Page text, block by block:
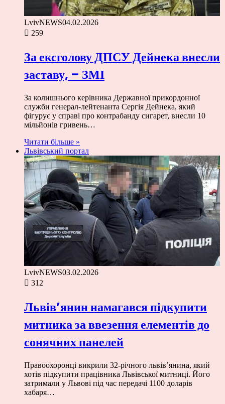
LvivNEWS04.02.2026
259
За ексголову ДПСУ Дейнека внесли
заставу, – ЗМІ
За колишнього керівника Державної прикордонної
служби генерал-лейтенанта Сергія Дейнека, який
фігурує у справі про контрабанду сигарет, внесли 10
мільйонів гривень…
Читати більше »
Львівський портал
LvivNEWS03.02.2026
312
Львів’янин намагався підкупити
митника за ввезення елементів до
сонячних панелей
Правоохоронці викрили 32-річного львів’янина, який
хотів підкупити працівника Львівської митниці. Його
затримали у Львові під час передачі 1100 доларів
хабаря…